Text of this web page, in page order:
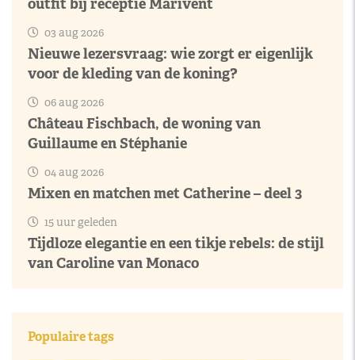
03 aug 2026
Nieuwe lezersvraag: wie zorgt er eigenlijk
voor de kleding van de koning?
06 aug 2026
Château Fischbach, de woning van
Guillaume en Stéphanie
04 aug 2026
Mixen en matchen met Catherine – deel 3
15 uur geleden
Tijdloze elegantie en een tikje rebels: de stijl
van Caroline van Monaco
Populaire tags